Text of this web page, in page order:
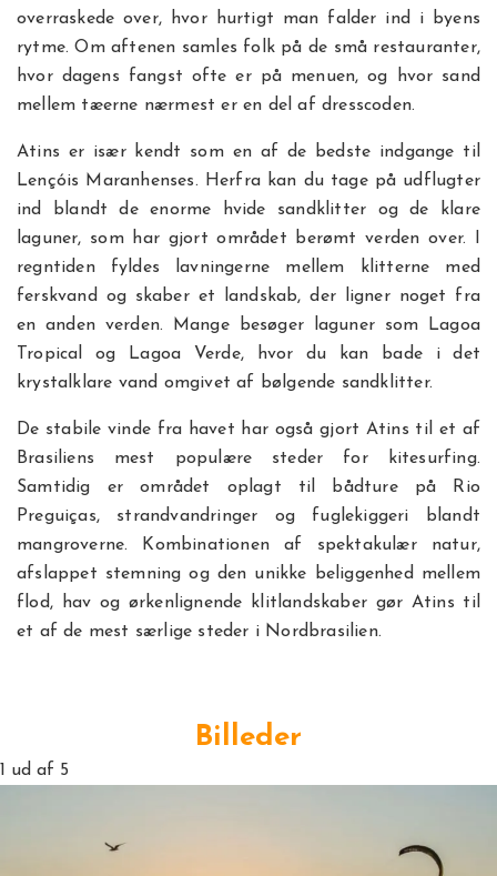
overraskede over, hvor hurtigt man falder ind i byens
rytme. Om aftenen samles folk på de små restauranter,
hvor dagens fangst ofte er på menuen, og hvor sand
mellem tæerne nærmest er en del af dresscoden.
Atins er især kendt som en af de bedste indgange til
Lençóis Maranhenses. Herfra kan du tage på udflugter
ind blandt de enorme hvide sandklitter og de klare
laguner, som har gjort området berømt verden over. I
regntiden fyldes lavningerne mellem klitterne med
ferskvand og skaber et landskab, der ligner noget fra
en anden verden. Mange besøger laguner som Lagoa
Tropical og Lagoa Verde, hvor du kan bade i det
krystalklare vand omgivet af bølgende sandklitter.
De stabile vinde fra havet har også gjort Atins til et af
Brasiliens mest populære steder for kitesurfing.
Samtidig er området oplagt til bådture på Rio
Preguiças, strandvandringer og fuglekiggeri blandt
mangroverne. Kombinationen af spektakulær natur,
afslappet stemning og den unikke beliggenhed mellem
flod, hav og ørkenlignende klitlandskaber gør Atins til
et af de mest særlige steder i Nordbrasilien.
Billeder
1 ud af 5